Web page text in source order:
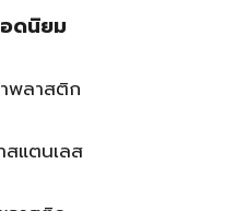
ดนิยม
พลาสติก
สแตนเลส